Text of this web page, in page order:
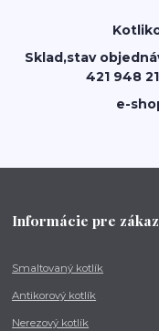
Sklad,stav
421 948
e-
Informácie pre
Smaltovaný kotlík
Antikorový kotlík
Nerezový kotlík